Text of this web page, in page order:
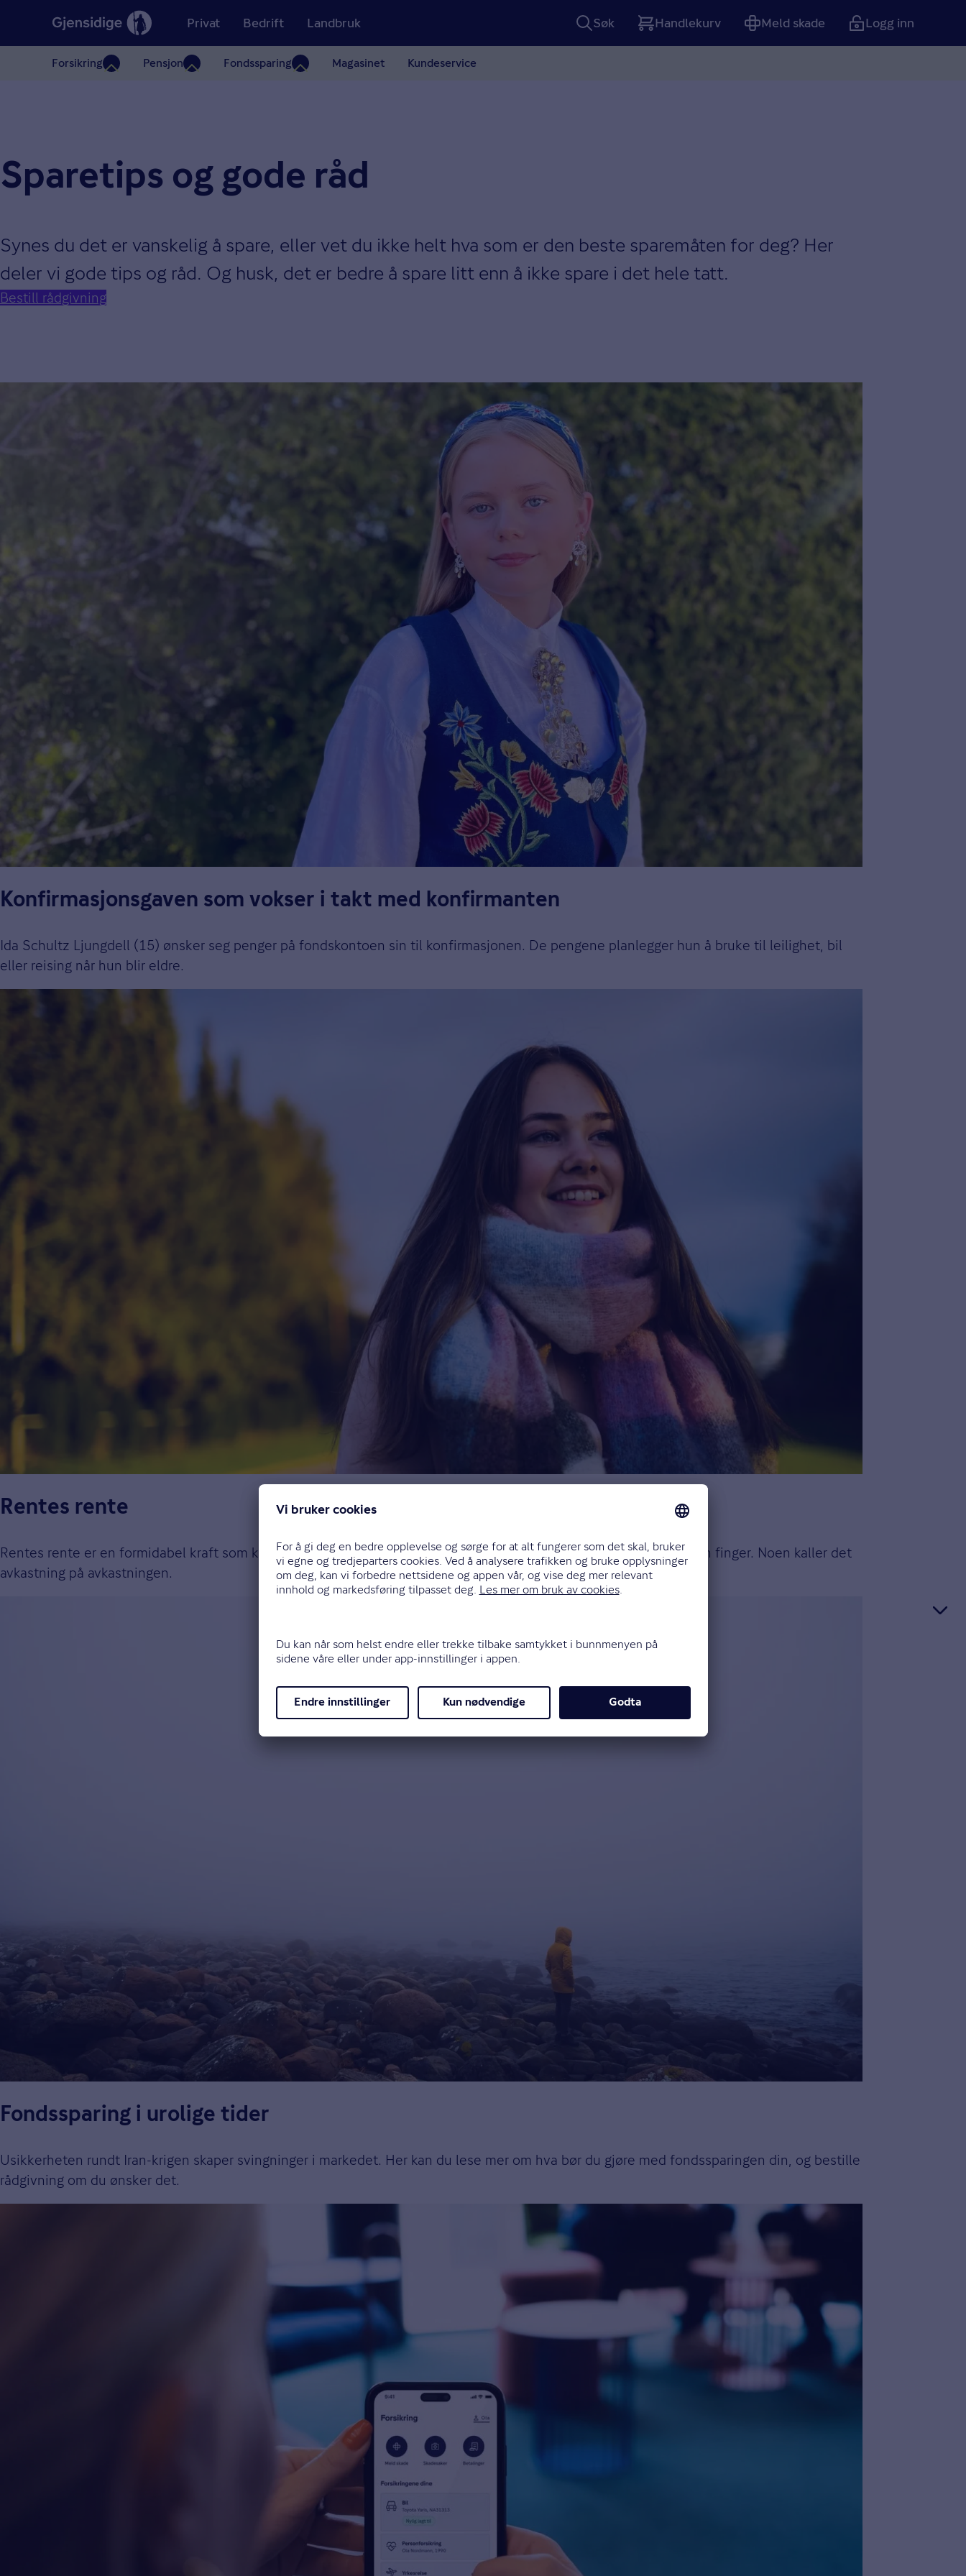
Privat
Forsikring Pensjon Fondssparing Magasinet Kundeservice
Bedrift Landbruk Søk
Handlekurv
Meld skade Logg inn
Sparetips og gode råd
Synes du det er vanskelig å spare, eller vet du ikke helt hva som er den beste sparemåten for deg? Her
deler vi gode tips og råd. Og husk, det er bedre å spare litt enn å ikke spare i det hele tatt.
Bestill rådgivning
Konfirmasjonsgaven som vokser i takt med konfirmanten
Ida Schultz Ljungdell (15) ønsker seg penger på fondskontoen sin til konfirmasjonen. De pengene planlegger hun å bruke til leilighet, bil
eller reising når hun blir eldre.
Rentes rente
Rentes rente er en formidabel kraft som kan gjøre underverker for sparepengene dine, uten at du trenger å løfte en finger. Noen kaller det
avkastning på avkastningen.
Fondssparing i urolige tider
Usikkerheten rundt Iran-krigen skaper svingninger i markedet. Her kan du lese mer om hva bør du gjøre med fondssparingen din, og bestille
rådgivning om du ønsker det.